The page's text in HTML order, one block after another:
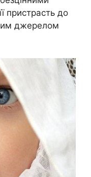
пристрасть до
джерелом